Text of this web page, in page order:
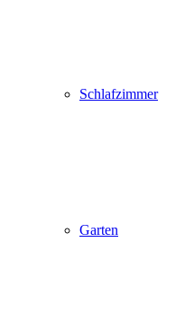
Schlafzimmer
Garten